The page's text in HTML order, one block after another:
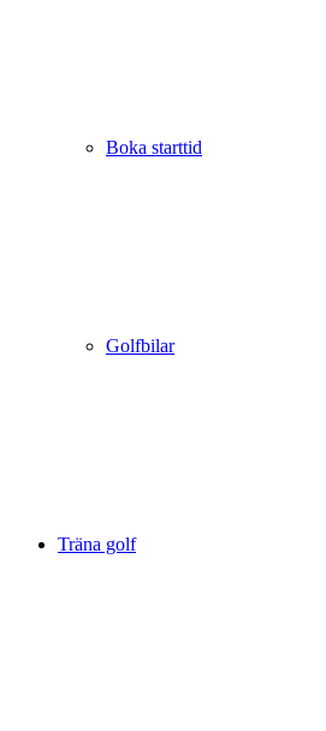
Boka starttid
Golfbilar
Träna golf